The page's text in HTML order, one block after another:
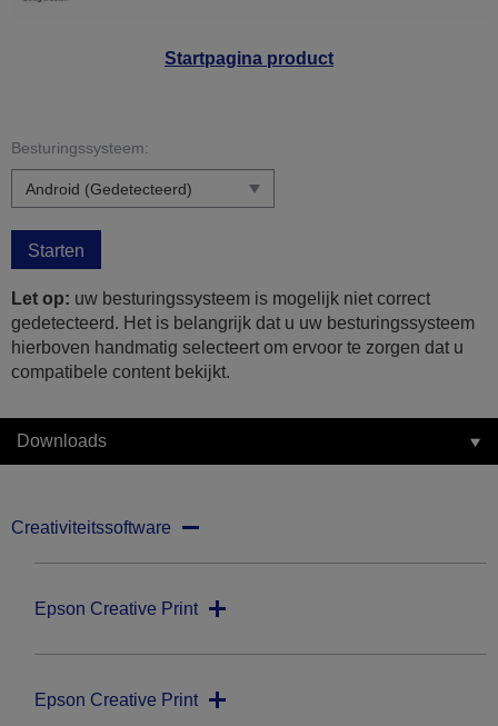
Startpagina product
Besturingssysteem:
Starten
Let op: uw besturingssysteem is mogelijk niet correct
gedetecteerd. Het is belangrijk dat u uw besturingssysteem
hierboven handmatig selecteert om ervoor te zorgen dat u
compatibele content bekijkt.
Downloads
Creativiteitssoftware
Epson Creative Print
Epson Creative Print